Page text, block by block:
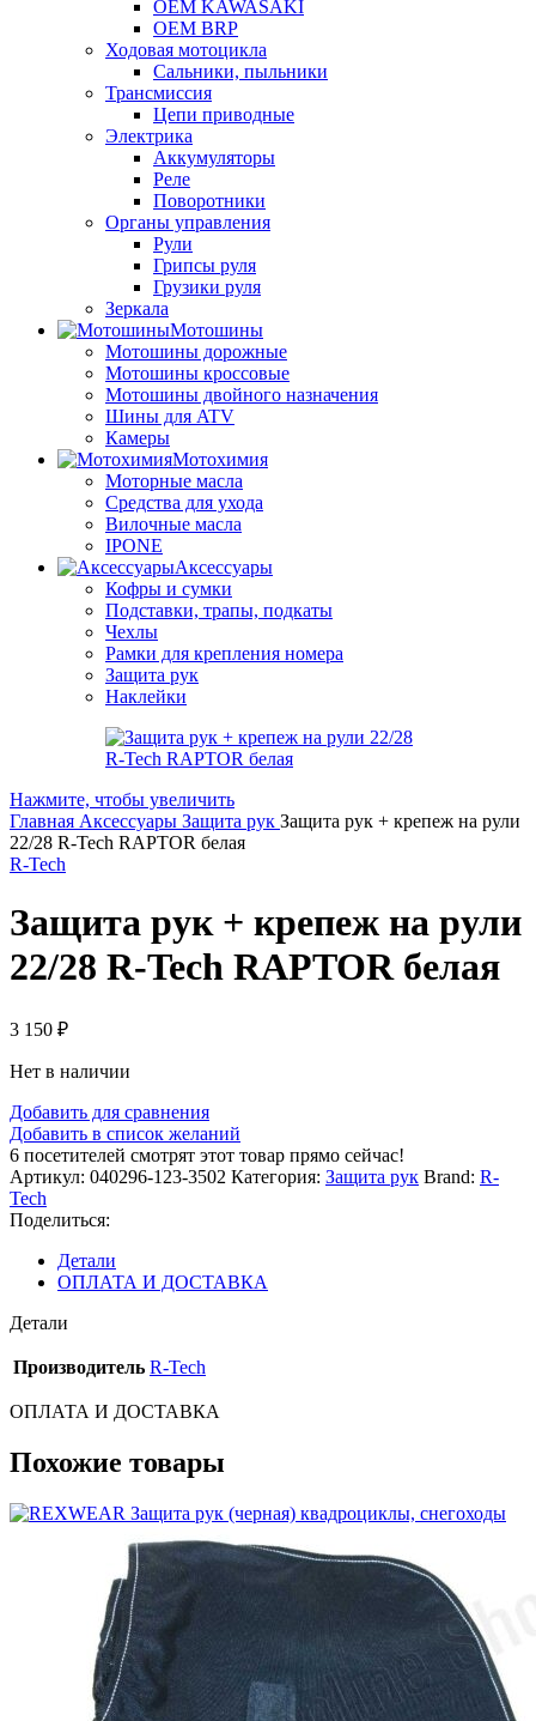
OEM KAWASAKI
OEM BRP
Ходовая мотоцикла
Сальники, пыльники
Трансмиссия
Цепи приводные
Электрика
Аккумуляторы
Реле
Поворотники
Органы управления
Рули
Грипсы руля
Грузики руля
Зеркала
Мотошины
Мотошины дорожные
Мотошины кроссовые
Мотошины двойного назначения
Шины для ATV
Камеры
Мотохимия
Моторные масла
Средства для ухода
Вилочные масла
IPONE
Аксессуары
Кофры и сумки
Подставки, трапы, подкаты
Чехлы
Рамки для крепления номера
Защита рук
Наклейки
Нажмите, чтобы увеличить
Главная Аксессуары Защита рук Защита рук + крепеж на рули
22/28 R-Tech RAPTOR белая
R-Tech
Защита рук + крепеж на рули
22/28 R-Tech RAPTOR белая
3 150 ₽
Нет в наличии
Добавить для сравнения
Добавить в список желаний
6 посетителей смотрят этот товар прямо сейчас!
Артикул: 040296-123-3502 Категория: Защита рук Brand: R-
Tech
Поделиться:
Детали
ОПЛАТА И ДОСТАВКА
Детали
Производитель R-Tech
ОПЛАТА И ДОСТАВКА
Похожие товары